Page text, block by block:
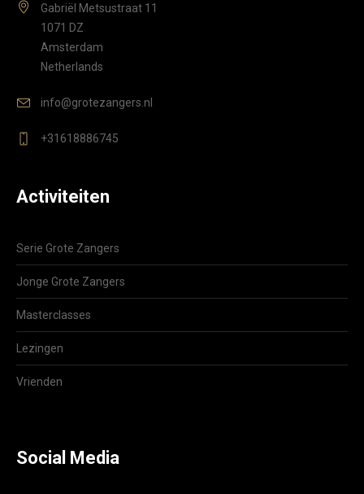
Gabriël Metsustraat 11
1071 DZ
Amsterdam
Netherlands
info@grotezangers.nl
+31618886745
Activiteiten
Serie Grote Zangers
Jonge Grote Zangers
Masterclasses
Lezingen
Vrienden
Social Media